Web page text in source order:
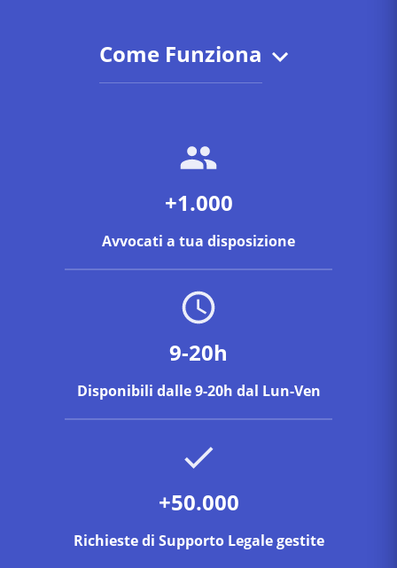
Come Funziona
+1.000
Avvocati a tua disposizione
9-20h
Disponibili dalle 9-20h dal Lun-Ven
+50.000
Richieste di Supporto Legale gestite